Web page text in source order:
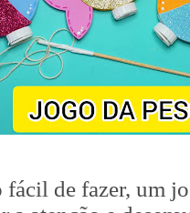
de fazer, um